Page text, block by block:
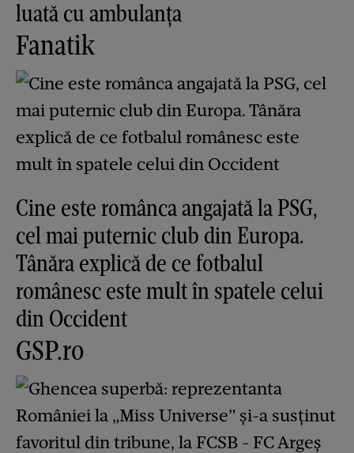
luată cu ambulanța
Fanatik
Cine este românca angajată la PSG,
cel mai puternic club din Europa.
Tânăra explică de ce fotbalul
românesc este mult în spatele celui
din Occident
GSP.ro